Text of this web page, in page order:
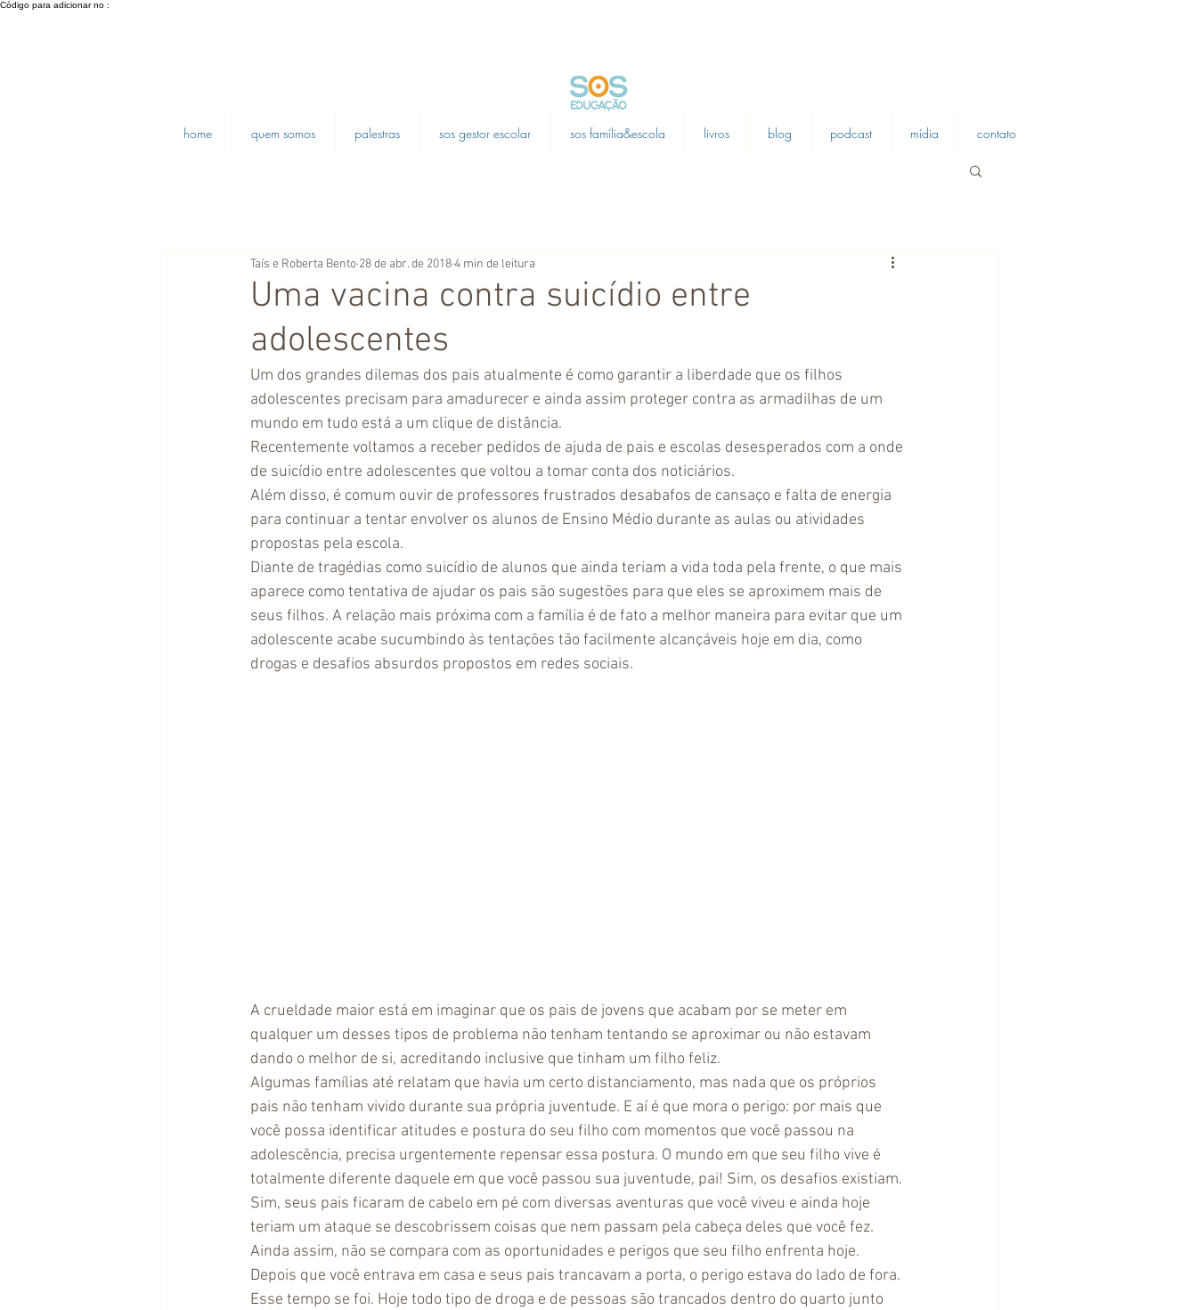
Código para adicionar no :
home quem somos palestras sos gestor escolar sos família&escola livros blog podcast mídia contato
Uma vacina contra suicídio entre
adolescentes
Taís e Roberta Bento 28 de abr. de 20184 min de leitura
Um dos grandes dilemas dos pais atualmente é como garantir a liberdade que os filhos
adolescentes precisam para amadurecer e ainda assim proteger contra as armadilhas de um
mundo em tudo está a um clique de distância.
Recentemente voltamos a receber pedidos de ajuda de pais e escolas desesperados com a onde
de suicídio entre adolescentes que voltou a tomar conta dos noticiários.
Além disso, é comum ouvir de professores frustrados desabafos de cansaço e falta de energia
para continuar a tentar envolver os alunos de Ensino Médio durante as aulas ou atividades
propostas pela escola.
Diante de tragédias como suicídio de alunos que ainda teriam a vida toda pela frente, o que mais
aparece como tentativa de ajudar os pais são sugestões para que eles se aproximem mais de
seus filhos. A relação mais próxima com a família é de fato a melhor maneira para evitar que um
adolescente acabe sucumbindo às tentações tão facilmente alcançáveis hoje em dia, como
drogas e desafios absurdos propostos em redes sociais.
A crueldade maior está em imaginar que os pais de jovens que acabam por se meter em
qualquer um desses tipos de problema não tenham tentando se aproximar ou não estavam
dando o melhor de si, acreditando inclusive que tinham um filho feliz.
Algumas famílias até relatam que havia um certo distanciamento, mas nada que os próprios
pais não tenham vivido durante sua própria juventude. E aí é que mora o perigo: por mais que
você possa identificar atitudes e postura do seu filho com momentos que você passou na
adolescência, precisa urgentemente repensar essa postura. O mundo em que seu filho vive é
totalmente diferente daquele em que você passou sua juventude, pai! Sim, os desafios existiam.
Sim, seus pais ficaram de cabelo em pé com diversas aventuras que você viveu e ainda hoje
teriam um ataque se descobrissem coisas que nem passam pela cabeça deles que você fez.
Ainda assim, não se compara com as oportunidades e perigos que seu filho enfrenta hoje.
Depois que você entrava em casa e seus pais trancavam a porta, o perigo estava do lado de fora.
Esse tempo se foi. Hoje todo tipo de droga e de pessoas são trancados dentro do quarto junto